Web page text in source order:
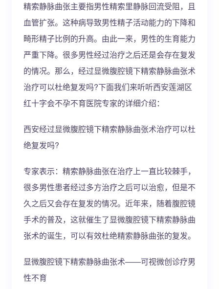
精索静脉曲张主要指男性精索里静脉回流受阻，且
血管扩张。这种病导致男性精子活动能力的下降和
畸形精子比例的升高。由此一来，男性的生育能力
严重下降。很多男性经过治疗之后还是会存在复发
的情况。那么，经过显微腹腔镜下精索静脉曲张术
治疗可以杜绝复发吗?下面我们来听听西安莲湖区
红十字会不孕不育医院专家的详细介绍：
西安经过显微腹腔镜下精索静脉曲张术治疗可以杜
绝复发吗?
专家表示：精索静脉曲张在治疗上一直比较棘手，
很多男性患者经过多方治疗之后可以治愈，但是不
久之后又会存在复发的情况。近年来，随着腹腔镜
手术的普及，这就催生了显微腹腔镜下精索静脉曲
张术的诞生，可以有效杜绝精索静脉曲张的复发。
显微腹腔镜下精索静脉曲张术——可视微创诊疗男
性不育